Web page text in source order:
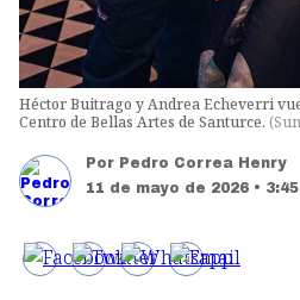
Héctor Buitrago y Andrea Echeverri
Centro de Bellas Artes de Santurce. (
Por Pedro Correa Henry
11 de mayo de 2026 •